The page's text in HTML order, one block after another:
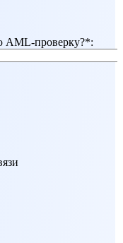
AML-проверку?*: